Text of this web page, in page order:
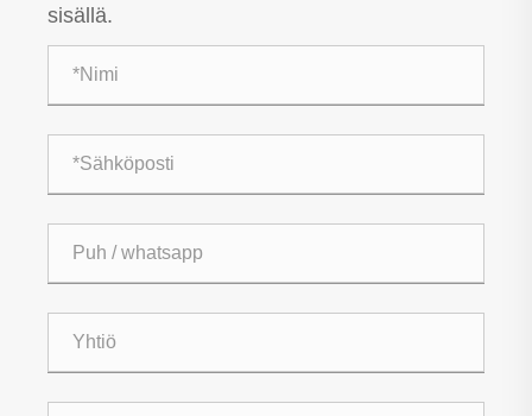
sisällä.